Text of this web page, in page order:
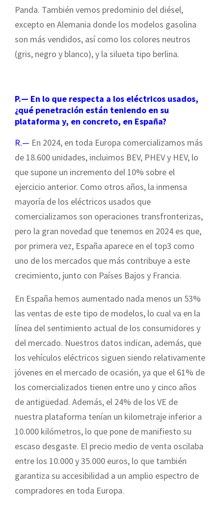
Panda. También vemos predominio del diésel,
excepto en Alemania donde los modelos gasolina
son más vendidos, así como los colores neutros
(gris, negro y blanco), y la silueta tipo berlina.
P.— En lo que respecta a los eléctricos usados,
¿qué penetración están teniendo en su
plataforma y, en concreto, en España?
R.— En 2024, en toda Europa comercializamos más
de 18.600 unidades, incluimos BEV, PHEV y HEV, lo
que supone un incremento del 10% sobre el
ejercicio anterior. Como otros años, la inmensa
mayoría de los eléctricos usados que
comercializamos son operaciones transfronterizas,
pero la gran novedad que tenemos en 2024 es que,
por primera vez, España aparece en el top3 como
uno de los mercados que más contribuye a este
crecimiento, junto con Países Bajos y Francia.
En España hemos aumentado nada menos un 53%
las ventas de este tipo de modelos, lo cual va en la
línea del sentimiento actual de los consumidores y
del mercado. Nuestros datos indican, además, que
los vehículos eléctricos siguen siendo relativamente
jóvenes en el mercado de ocasión, ya que el 61% de
los comercializados tienen entre uno y cinco años
de antigüedad. Además, el 24% de los VE de
nuestra plataforma tenían un kilometraje inferior a
10.000 kilómetros, lo que pone de manifiesto su
escaso desgaste. El precio medio de venta oscilaba
entre los 10.000 y 35.000 euros, lo que también
garantiza su accesibilidad a un amplio espectro de
compradores en toda Europa.